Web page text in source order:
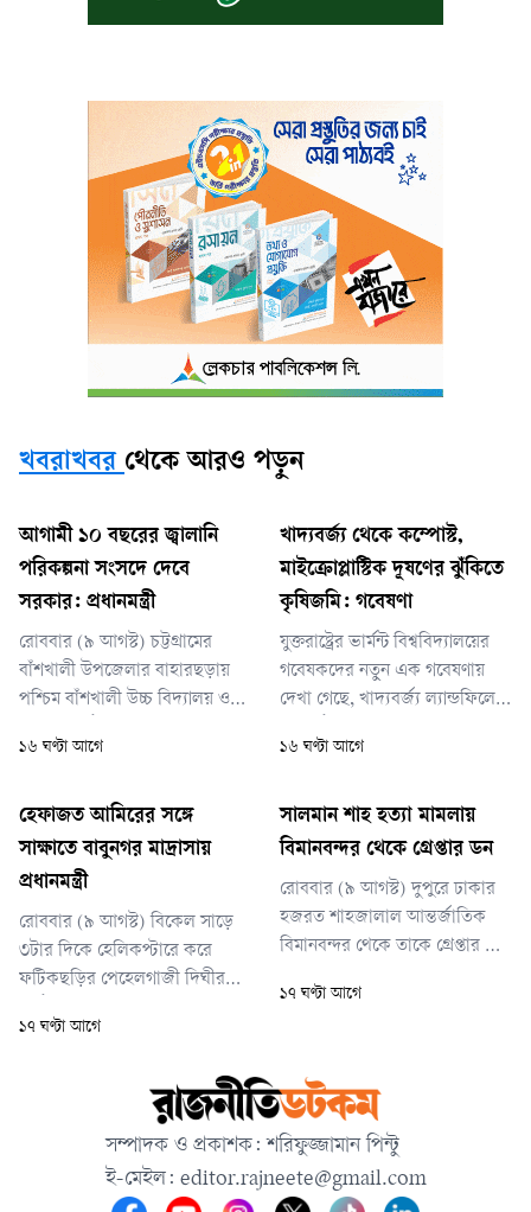
খবরাখবর থেকে আরও পড়ুন
আগামী ১০ বছরের জ্বালানি
পরিকল্পনা সংসদে দেবে
সরকার: প্রধানমন্ত্রী
রোববার (৯ আগস্ট) চট্টগ্রামের
বাঁশখালী উপজেলার বাহারছড়ায়
পশ্চিম বাঁশখালী উচ্চ বিদ্যালয় ও
প্রধানমন্ত্রী এসব কথা বলেন।
১৬ ঘণ্টা আগে
খাদ্যবর্জ্য থেকে কম্পোস্ট,
মাইক্রোপ্লাস্টিক দূষণের ঝুঁকিতে
কৃষিজমি: গবেষণা
যুক্তরাষ্ট্রের ভার্মন্ট বিশ্ববিদ্যালয়ের
গবেষকদের নতুন এক গবেষণায়
দেখা গেছে, খাদ্যবর্জ্য ল্যান্ডফিলে
হলে সংশ্লিষ্ট জলবায়ু প্রভাব ৮৯
পারে। একই সঙ্গে পানিতে অতিরিক্ত
পুষ্টি উপাদান জমে শৈবাল বৃদ্ধির
মতো ‘ইউট্রোফিকেশন’ সমস্যাও
কমানো সম্ভব।
১৬ ঘণ্টা আগে
হেফাজত আমিরের সঙ্গে
সাক্ষাতে বাবুনগর মাদ্রাসায়
প্রধানমন্ত্রী
রোববার (৯ আগস্ট) বিকেল সাড়ে
৩টার দিকে হেলিকপ্টারে করে
ফটিকছড়ির পেহেলগাজী দিঘীর
১৭ ঘণ্টা আগে
সালমান শাহ হত্যা মামলায়
বিমানবন্দর থেকে গ্রেপ্তার ডন
রোববার (৯ আগস্ট) দুপুরে ঢাকার
হজরত শাহজালাল আন্তর্জাতিক
বিমানবন্দর থেকে তাকে গ্রেপ্তার করা
১৭ ঘণ্টা আগে
সম্পাদক ও প্রকাশক: শরিফুজ্জামান পিন্টু
ই-মেইল: editor.rajneete@gmail.com